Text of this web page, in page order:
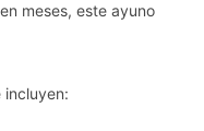
meses, este ayuno
incluyen: